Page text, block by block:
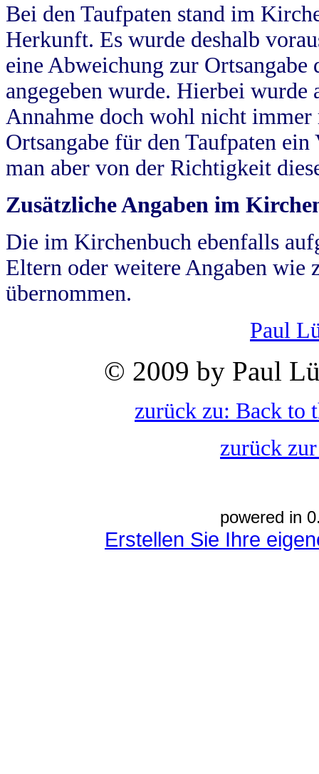
Bei den Taufpaten stand im
Herkunft. Es wurde deshalb
eine Abweichung zur
angegeben wurde. Hierbei wurde
Annahme doch wohl nicht
Ortsangabe für den Taufpaten
man aber von der Richtigkeit
Zusätzliche Angaben im
Die im Kirchenbuch ebenfalls
Eltern oder weitere Angaben wie
übernommen.
Paul
© 2009 by Paul
zurück zu: Back to
zurück
powered in
Erstellen Sie Ihre